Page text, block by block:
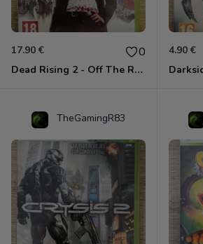
17.90 € 0
Dead Rising 2 - Off The Record Xbox 360
4.90 €
TheGamingR83